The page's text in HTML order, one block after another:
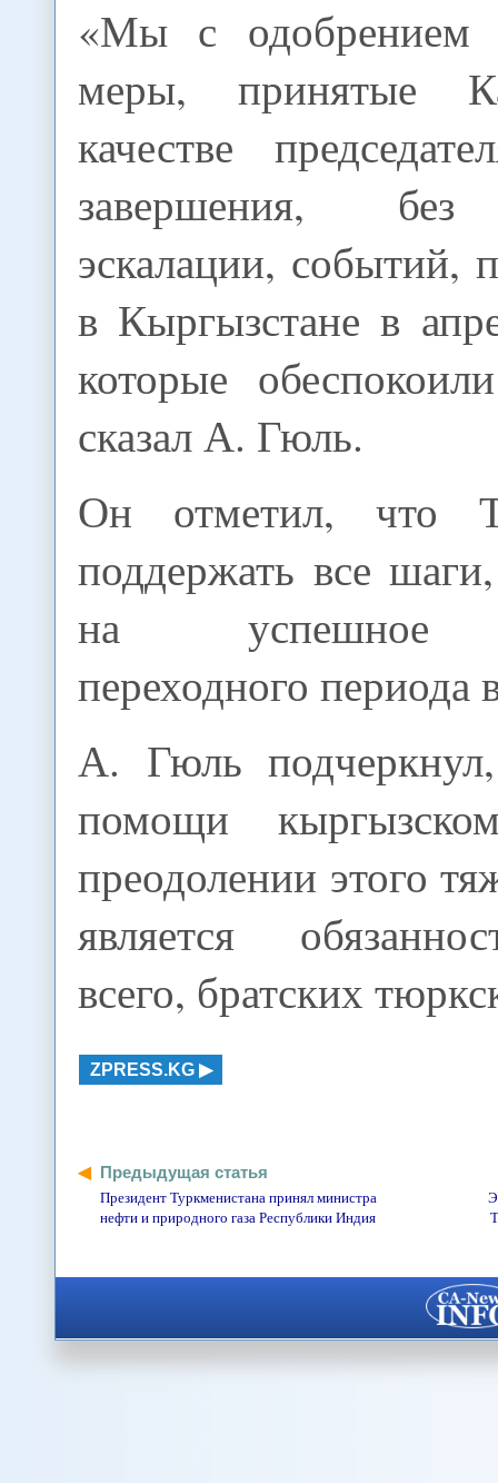
«Мы с одобрением
меры, принятые
качестве
завершения, без
эскалации, событий,
в Кыргызстане в
которые
сказал А. Гюль.
Он отметил, что
поддержать все
на успешное
переходного периода
А. Гюль
помощи
преодолении этого
является
всего, братских
ZPRESS.KG
Предыдущая статья
Президент Туркменистана принял министра
нефти и природного газа Республики Индия